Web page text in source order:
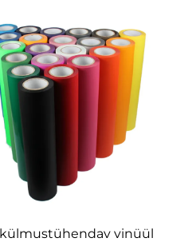
külmustühendav vinüül